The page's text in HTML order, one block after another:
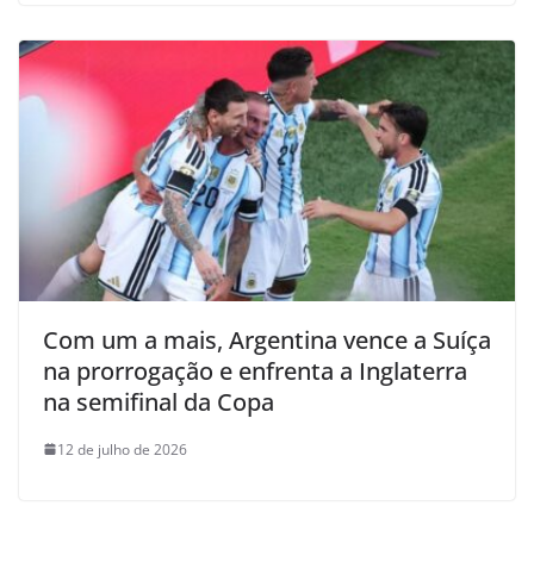
Com um a mais, Argentina vence a Suíça
na prorrogação e enfrenta a Inglaterra
na semifinal da Copa
12 de julho de 2026